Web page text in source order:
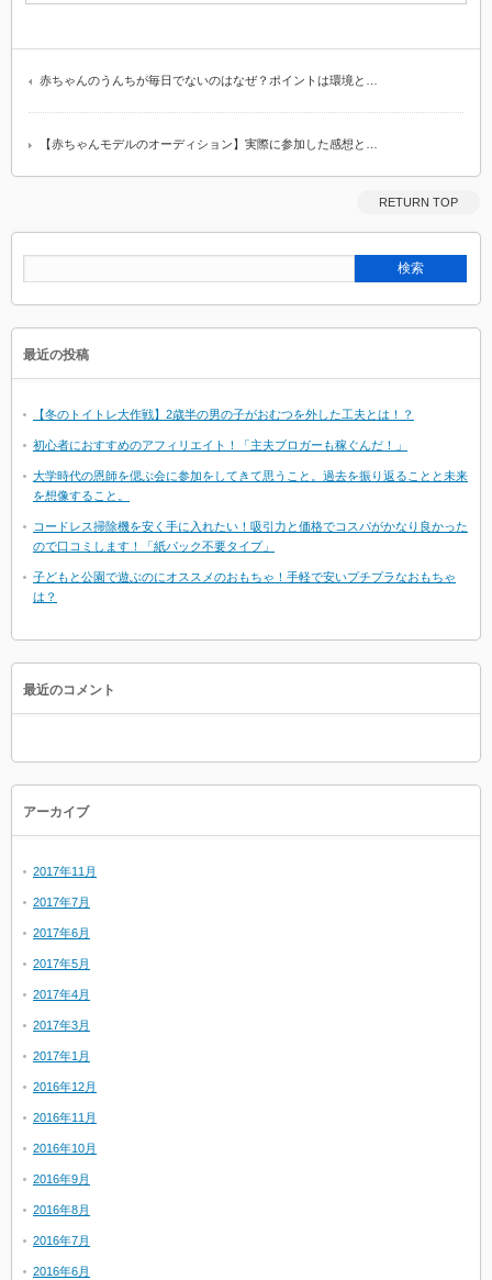
赤ちゃんのうんちが毎日でないのはなぜ？ポイントは環境と…
【赤ちゃんモデルのオーディション】実際に参加した感想と…
RETURN TOP
最近の投稿
【冬のトイトレ大作戦】2歳半の男の子がおむつを外した工夫とは！？
初心者におすすめのアフィリエイト！「主夫ブロガーも稼ぐんだ！」
大学時代の恩師を偲ぶ会に参加をしてきて思うこと。過去を振り返ることと未来
を想像すること。
コードレス掃除機を安く手に入れたい！吸引力と価格でコスパがかなり良かった
ので口コミします！「紙パック不要タイプ」
子どもと公園で遊ぶのにオススメのおもちゃ！手軽で安いプチプラなおもちゃ
は？
最近のコメント
アーカイブ
2017年11月
2017年7月
2017年6月
2017年5月
2017年4月
2017年3月
2017年1月
2016年12月
2016年11月
2016年10月
2016年9月
2016年8月
2016年7月
2016年6月